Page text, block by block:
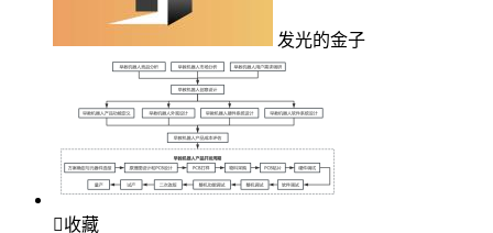
发光的金子
收藏